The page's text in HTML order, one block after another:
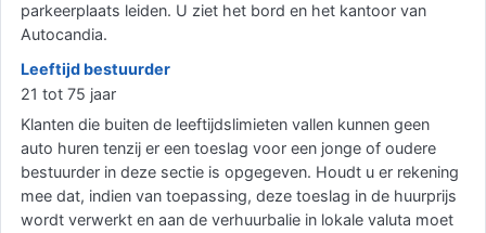
parkeerplaats leiden. U ziet het bord en het kantoor van
Autocandia.
Leeftijd bestuurder
21 tot 75 jaar
Klanten die buiten de leeftijdslimieten vallen kunnen geen
auto huren tenzij er een toeslag voor een jonge of oudere
bestuurder in deze sectie is opgegeven. Houdt u er rekening
mee dat, indien van toepassing, deze toeslag in de huurprijs
wordt verwerkt en aan de verhuurbalie in lokale valuta moet